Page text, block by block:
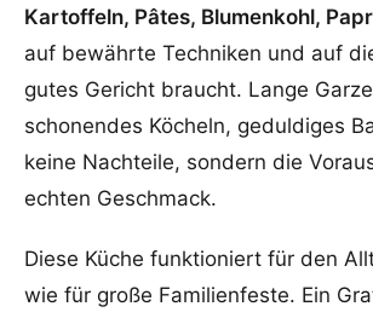
Kartoffeln, Pâtes, Blumenkohl,
auf bewährte Techniken und auf
gutes Gericht braucht. Lange
schonendes Köcheln, geduldiges
keine Nachteile, sondern die
echten Geschmack.
Diese Küche funktioniert für den
wie für große Familienfeste. Ein